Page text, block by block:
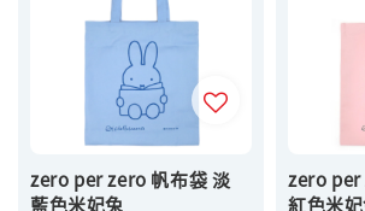
zero per zero 帆布袋 淡
藍色米妃兔
zero per
紅色米